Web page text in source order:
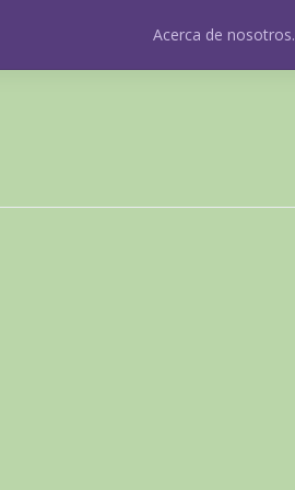
Acerca de nosotros.